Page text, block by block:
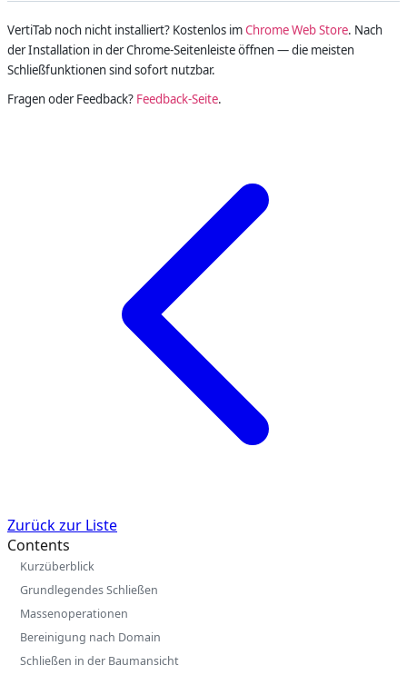
VertiTab noch nicht installiert? Kostenlos imChrome Web Store. Nach
der Installation in der Chrome-Seitenleiste öffnen — die meisten
Schließfunktionen sind sofort nutzbar.
Fragen oder Feedback? Feedback-Seite.
Zurück zur Liste
Contents
Kurzüberblick
Grundlegendes Schließen
Massenoperationen
Bereinigung nach Domain
Schließen in der Baumansicht